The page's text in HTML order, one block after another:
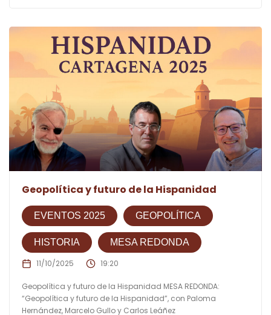
Geopolítica y futuro de la Hispanidad
EVENTOS 2025 GEOPOLÍTICA
HISTORIA MESA REDONDA
11/10/2025 19:20
Geopolítica y futuro de la Hispanidad MESA REDONDA:
“Geopolítica y futuro de la Hispanidad”, con Paloma
Hernández, Marcelo Gullo y Carlos Leáñez